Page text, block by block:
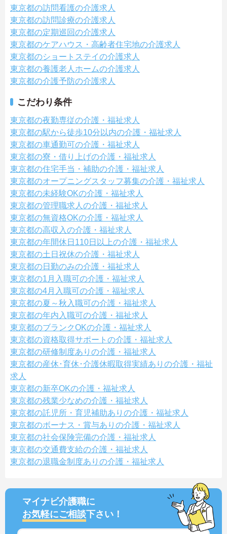
東京都の訪問看護の介護求人
東京都の訪問診療の介護求人
東京都の定期巡回の介護求人
東京都のケアハウス・高齢者住宅地の介護求人
東京都のショートステイの介護求人
東京都の養護老人ホームの介護求人
東京都の介護予防の介護求人
こだわり条件
東京都の夜勤専従の介護・福祉求人
東京都の駅から徒歩10分以内の介護・福祉求人
東京都の車通勤可の介護・福祉求人
東京都の寮・借り上げの介護・福祉求人
東京都の住宅手当・補助の介護・福祉求人
東京都のオープニングスタッフ募集の介護・福祉求人
東京都の未経験OKの介護・福祉求人
東京都の管理職求人の介護・福祉求人
東京都の無資格OKの介護・福祉求人
東京都の高収入の介護・福祉求人
東京都の年間休日110日以上の介護・福祉求人
東京都の土日祝休の介護・福祉求人
東京都の日勤のみの介護・福祉求人
東京都の1月入職可の介護・福祉求人
東京都の4月入職可の介護・福祉求人
東京都の夏～秋入職可の介護・福祉求人
東京都の年内入職可の介護・福祉求人
東京都のブランクOKの介護・福祉求人
東京都の資格取得サポートの介護・福祉求人
東京都の研修制度ありの介護・福祉求人
東京都の産休･育休･介護休暇取得実績ありの介護・福祉
求人
東京都の新卒OKの介護・福祉求人
東京都の残業少なめの介護・福祉求人
東京都の託児所・育児補助ありの介護・福祉求人
東京都のボーナス・賞与ありの介護・福祉求人
東京都の社会保険完備の介護・福祉求人
東京都の交通費支給の介護・福祉求人
東京都の退職金制度ありの介護・福祉求人
マイナビ介護職に
お気軽にご相談下さい！